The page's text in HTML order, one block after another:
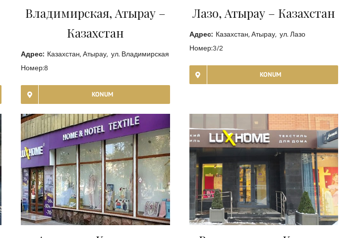
Владимирская, Атырау –
Казахстан
Адрес: Казахстан, Атырау, ул. Владимирская
Номер:8
KONUM
Лазо, Атырау – Казахстан
Адрес: Казахстан, Атырау, ул. Лазо
Номер:3/2
KONUM